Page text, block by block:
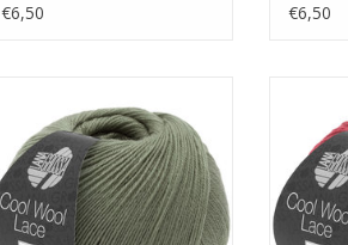
€6,50
€6,50
TOEVOEGEN AAN WINKELWAGEN